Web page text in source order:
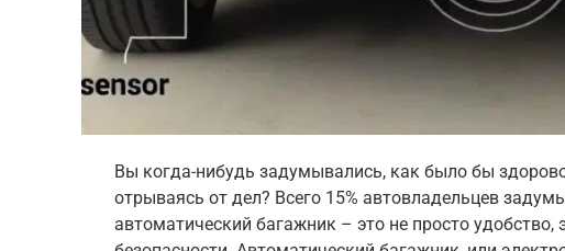
Вы когда-нибудь задумывались, как было бы
отрываясь от дел? Всего 15% автовладельцев
автоматический багажник – это не просто